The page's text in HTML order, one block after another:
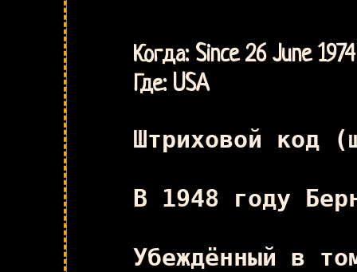
Когда: Since 26 June 1974
Где: USA
Штриховой код
В 1948 году
Убеждённый в